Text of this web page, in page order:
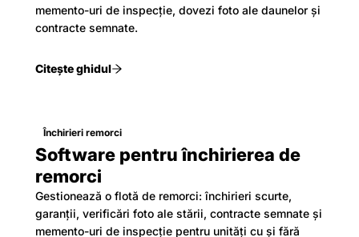
memento-uri de inspecție, dovezi foto ale daunelor și
contracte semnate.
Citește ghidul
Închirieri remorci
Software pentru închirierea de
remorci
Gestionează o flotă de remorci: închirieri scurte,
garanții, verificări foto ale stării, contracte semnate și
memento-uri de inspecție pentru unități cu și fără